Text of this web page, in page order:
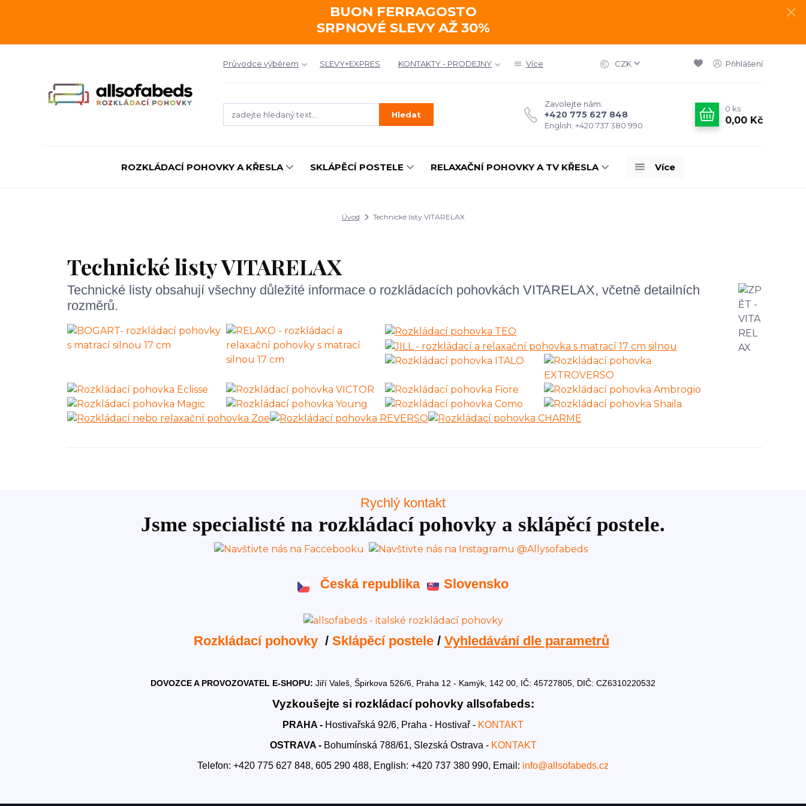
BUON FERRAGOSTO
SRPNOVÉ SLEVY AŽ 30%
Průvodce výběrem SLEVY+EXPRES KONTAKTY - PRODEJNY Více CZK Přihlášení
Hledat
Zavolejte nám.
+420 775 627 848
English: +420 737 380 990
0 ks
0,00 Kč
ROZKLÁDACÍ POHOVKY A KŘESLA SKLÁPĚCÍ POSTELE RELAXAČNÍ POHOVKY A TV KŘESLA Více
Úvod Technické listy VITARELAX
Technické listy VITARELAX
Technické listy obsahují všechny důležité informace o rozkládacích pohovkách VITARELAX, včetně detailních
rozměrů.
Rychlý kontakt
Jsme specialisté na rozkládací pohovky a sklápěcí postele.
Česká republika Slovensko
Rozkládací pohovky / Sklápěcí postele/ Vyhledávání dle parametrů
DOVOZCE A PROVOZOVATEL E-SHOPU: Jiří Valeš, Špirkova 526/6, Praha 12 - Kamýk, 142 00, IČ: 45727805, DIČ: CZ6310220532
Vyzkoušejte si rozkládací pohovky allsofabeds:
PRAHA - Hostivařská 92/6, Praha - Hostivař - KONTAKT
OSTRAVA - Bohumínská 788/61, Slezská Ostrava - KONTAKT
Telefon: +420 775 627 848, 605 290 488, English: +420 737 380 990, Email: info@allsofabeds.cz